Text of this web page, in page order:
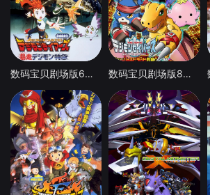
数码宝贝剧场版6：暴走特急 数码宝贝剧场版8：究极力量！爆裂模式发动